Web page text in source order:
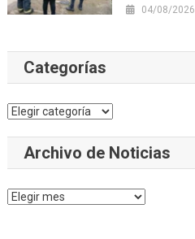
04/08/2026
Categorías
Categorías
Archivo de Noticias
Archivo